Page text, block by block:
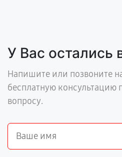
У Вас остались
Напишите или позвоните
бесплатную
вопросу.